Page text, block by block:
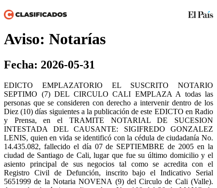
Aviso: Notarías
Fecha: 2026-05-31
EDICTO EMPLAZATORIO EL SUSCRITO NOTARIO
SEPTIMO (7) DEL CIRCULO CALI EMPLAZA A todas las
personas que se consideren con derecho a intervenir dentro de los
Diez (10) días siguientes a la publicación de este EDICTO en Radio
y Prensa, en el TRAMITE NOTARIAL DE SUCESION
INTESTADA DEL CAUSANTE: SIGIFREDO GONZALEZ
LENIS, quien en vida se identificó con la cédula de ciudadanía No.
14.435.082, fallecido el día 07 de SEPTIEMBRE de 2005 en la
ciudad de Santiago de Cali, lugar que fue su último domicilio y el
asiento principal de sus negocios tal como se acredita con el
Registro Civil de Defunción, inscrito bajo el Indicativo Serial
5651999 de la Notaria NOVENA (9) del Circulo de Cali (Valle).